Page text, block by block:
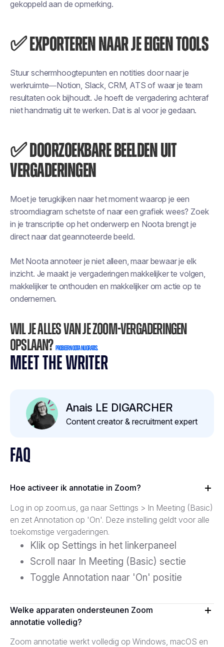
gekoppeld aan de opmerking.
✅ EXPORTEREN NAAR JE EIGEN TOOLS
Stuur schermhoogtepunten en notities door naar je
werkruimte—Notion, Slack, CRM, ATS of waar je team
resultaten ook bijhoudt. Je hoeft de vergadering achteraf
niet handmatig uit te werken. Dat is al voor je gedaan.
✅ DOORZOEKBARE BEELDEN UIT
VERGADERINGEN
Moet je terugkijken naar het moment waarop je een
stroomdiagram schetste of naar een grafiek wees? Zoek
in je transcriptie op het onderwerp en Noota brengt je
direct naar dat geannoteerde beeld.
Met Noota annoteer je niet alleen, maar bewaar je elk
inzicht. Je maakt je vergaderingen makkelijker te volgen,
makkelijker te onthouden en makkelijker om actie op te
ondernemen.
Wil je alles van je Zoom-vergaderingen
opslaan? Probeer Noota nu gratis.
MEET THE WRITER
Anais LE DIGARCHER
Content creator & recruitment expert
FAQ
Hoe activeer ik annotatie in Zoom?
Log in op zoom.us, ga naar Settings > In Meeting (Basic)
en zet Annotation op 'On'. Deze instelling geldt voor alle
toekomstige vergaderingen.
Klik op Settings in het linkerpaneel
Scroll naar In Meeting (Basic) sectie
Toggle Annotation naar 'On' positie
Welke apparaten ondersteunen Zoom
annotatie volledig?
Zoom annotatie werkt volledig op Windows, macOS en